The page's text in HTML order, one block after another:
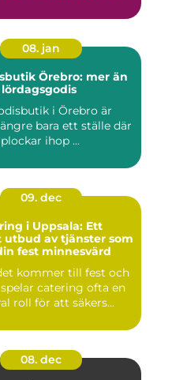
08. jan
Örebro: mer än
lördagsgodis
i Örebro är
bara ett ställe där
ihop ...
09. dec
i Uppsala: Ett
utbud av tjänster som
fest minnesvärd
kommer till fest och
catering ofta en
roll för att säkers...
08. dec